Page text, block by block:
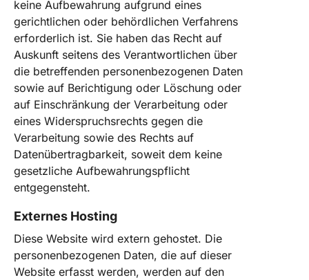
keine Aufbewahrung aufgrund eines
gerichtlichen oder behördlichen Verfahrens
erforderlich ist. Sie haben das Recht auf
Auskunft seitens des Verantwortlichen über
die betreffenden personenbezogenen Daten
sowie auf Berichtigung oder Löschung oder
auf Einschränkung der Verarbeitung oder
eines Widerspruchsrechts gegen die
Verarbeitung sowie des Rechts auf
Datenübertragbarkeit, soweit dem keine
gesetzliche Aufbewahrungspflicht
entgegensteht.
Externes Hosting
Diese Website wird extern gehostet. Die
personenbezogenen Daten, die auf dieser
Website erfasst werden, werden auf den